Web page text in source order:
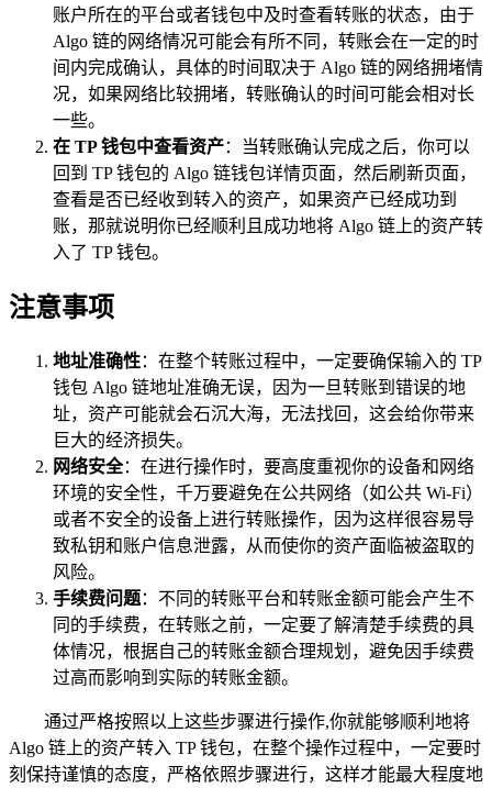
账户所在的平台或者钱包中及时查看转账的状态，由于
Algo 链的网络情况可能会有所不同，转账会在一定的时
间内完成确认，具体的时间取决于 Algo 链的网络拥堵情
况，如果网络比较拥堵，转账确认的时间可能会相对长
一些。
在 TP 钱包中查看资产：当转账确认完成之后，你可以
回到 TP 钱包的 Algo 链钱包详情页面，然后刷新页面，
查看是否已经收到转入的资产，如果资产已经成功到
账，那就说明你已经顺利且成功地将 Algo 链上的资产转
入了 TP 钱包。
注意事项
地址准确性：在整个转账过程中，一定要确保输入的 TP
钱包 Algo 链地址准确无误，因为一旦转账到错误的地
址，资产可能就会石沉大海，无法找回，这会给你带来
巨大的经济损失。
网络安全：在进行操作时，要高度重视你的设备和网络
环境的安全性，千万要避免在公共网络（如公共 Wi-Fi）
或者不安全的设备上进行转账操作，因为这样很容易导
致私钥和账户信息泄露，从而使你的资产面临被盗取的
风险。
手续费问题：不同的转账平台和转账金额可能会产生不
同的手续费，在转账之前，一定要了解清楚手续费的具
体情况，根据自己的转账金额合理规划，避免因手续费
过高而影响到实际的转账金额。
通过严格按照以上这些步骤进行操作,你就能够顺利地将
Algo 链上的资产转入 TP 钱包，在整个操作过程中，一定要时
刻保持谨慎的态度，严格依照步骤进行，这样才能最大程度地